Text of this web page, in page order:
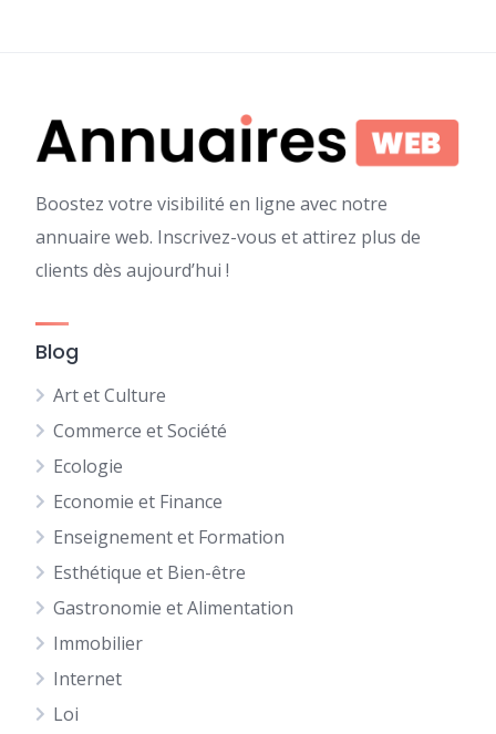
Boostez votre visibilité en ligne avec notre
annuaire web. Inscrivez-vous et attirez plus de
clients dès aujourd’hui !
Blog
Art et Culture
Commerce et Société
Ecologie
Economie et Finance
Enseignement et Formation
Esthétique et Bien-être
Gastronomie et Alimentation
Immobilier
Internet
Loi